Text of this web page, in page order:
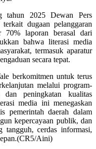
tahun 2025 Dewan Pers
dugaan pelanggaran
70% laporan berasal dari
bahwa literasi media
termasuk aparatur
secara tepat.
berkomitmen untuk terus
melalui program-
dan peningkatan kualitas
media ini menegaskan
pemerintah daerah dalam
kepercayaan publik, dan
tangguh, cerdas informasi,
Aini)